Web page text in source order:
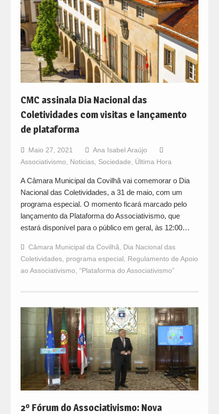
CMC assinala Dia Nacional das
Coletividades com visitas e lançamento
de plataforma
Maio 27, 2021
Ana Isabel Araújo
Associativismo
Noticias, Sociedade Última Hora
A Câmara Municipal da Covilhã vai comemorar o Dia
Nacional das Coletividades, a 31 de maio, com um
programa especial. O momento ficará marcado pelo
lançamento da Plataforma do Associativismo, que
estará disponível para o público em geral, às 12:00…
Câmara Municipal da Covilhã
Dia Nacional das
Coletividades, programa especial
Regulamento de Apoio
ao Associativismo “Plataforma do Associativismo”
2º Fórum do Associativismo: Nova